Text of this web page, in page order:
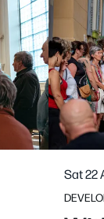
Sat 22